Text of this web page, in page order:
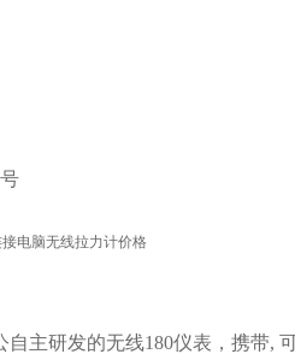
自主研发的无线180仪表，携带,